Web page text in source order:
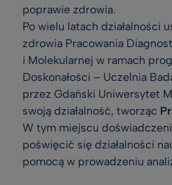
poprawie zdrowia.
Po wielu latach działalności
zdrowia Pracowania
i Molekularnej w ramach
Doskonałości – Uczelnia
przez Gdański Uniwersytet
swoją działalność, tworząc
W tym miejscu
poświęcić się działalności
pomocą w prowadzeniu